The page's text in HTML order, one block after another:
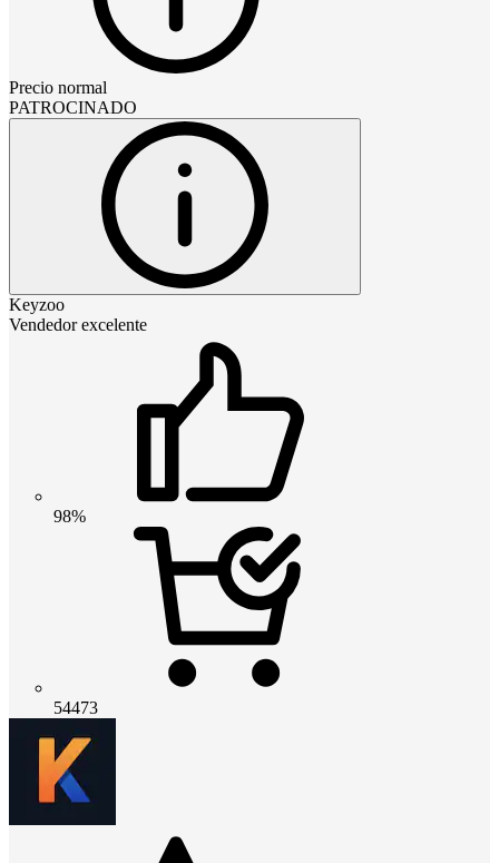
Precio normal
PATROCINADO
Keyzoo
Vendedor excelente
98%
54473